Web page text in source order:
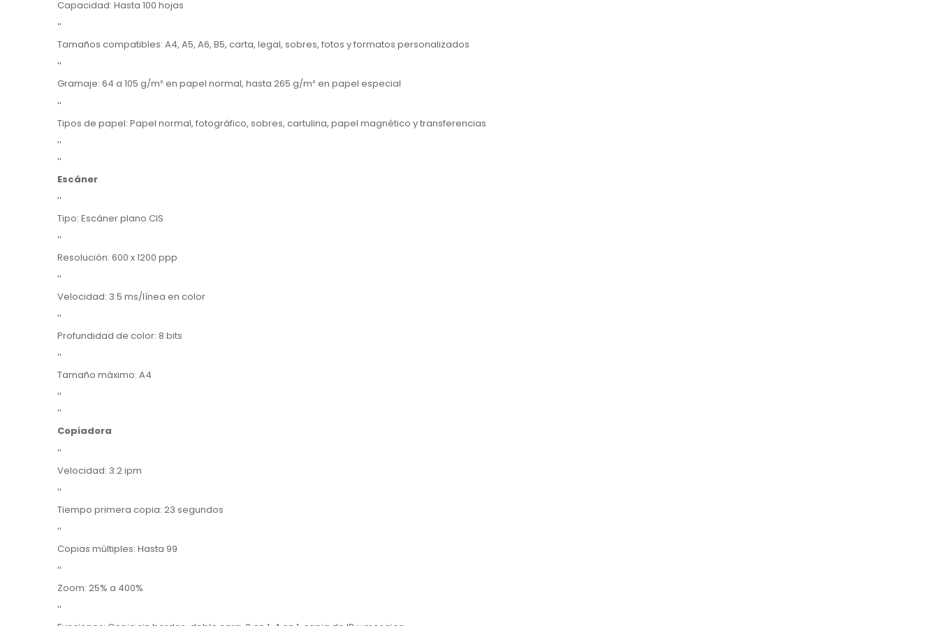
Capacidad: Hasta 100 hojas
''
Tamaños compatibles: A4, A5, A6, B5, carta, legal, sobres, fotos y formatos personalizados
''
Gramaje: 64 a 105 g/m² en papel normal, hasta 265 g/m² en papel especial
''
Tipos de papel: Papel normal, fotográfico, sobres, cartulina, papel magnético y transferencias
''
''
Escáner
''
Tipo: Escáner plano CIS
''
Resolución: 600 x 1200 ppp
''
Velocidad: 3.5 ms/línea en color
''
Profundidad de color: 8 bits
''
Tamaño máximo: A4
''
''
Copiadora
''
Velocidad: 3.2 ipm
''
Tiempo primera copia: 23 segundos
''
Copias múltiples: Hasta 99
''
Zoom: 25% a 400%
''